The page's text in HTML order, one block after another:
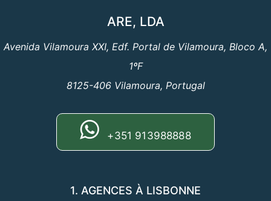
ARE, LDA
Avenida Vilamoura XXI, Edf. Portal de Vilamoura, Bloco A,
1ºF
8125-406 Vilamoura, Portugal
+351 913988888
1. AGENCES À LISBONNE